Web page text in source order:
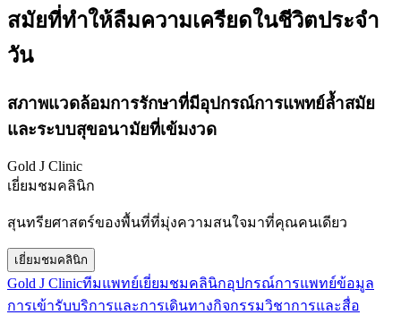
สมัยที่ทำให้ลืมความเครียดในชีวิตประจำ
วัน
สภาพแวดล้อมการรักษาที่มีอุปกรณ์การแพทย์ล้ำสมัย
และระบบสุขอนามัยที่เข้มงวด
Gold J Clinic
เยี่ยมชมคลินิก
สุนทรียศาสตร์ของพื้นที่ที่มุ่งความสนใจมาที่คุณคนเดียว
เยี่ยมชมคลินิก
Gold J Clinicทีมแพทย์เยี่ยมชมคลินิกอุปกรณ์การแพทย์ข้อมูล
การเข้ารับบริการและการเดินทางกิจกรรมวิชาการและสื่อ